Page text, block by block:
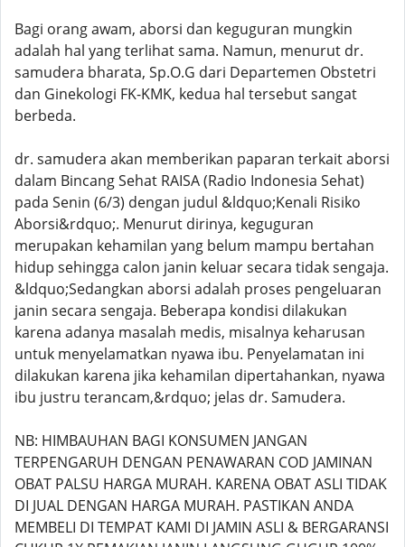
Bagi orang awam, aborsi dan keguguran mungkin
adalah hal yang terlihat sama. Namun, menurut dr.
samudera bharata, Sp.O.G dari Departemen Obstetri
dan Ginekologi FK-KMK, kedua hal tersebut sangat
berbeda.
dr. samudera akan memberikan paparan terkait aborsi
dalam Bincang Sehat RAISA (Radio Indonesia Sehat)
pada Senin (6/3) dengan judul &ldquo;Kenali Risiko
Aborsi&rdquo;. Menurut dirinya, keguguran
merupakan kehamilan yang belum mampu bertahan
hidup sehingga calon janin keluar secara tidak sengaja.
&ldquo;Sedangkan aborsi adalah proses pengeluaran
janin secara sengaja. Beberapa kondisi dilakukan
karena adanya masalah medis, misalnya keharusan
untuk menyelamatkan nyawa ibu. Penyelamatan ini
dilakukan karena jika kehamilan dipertahankan, nyawa
ibu justru terancam,&rdquo; jelas dr. Samudera.
NB: HIMBAUHAN BAGI KONSUMEN JANGAN
TERPENGARUH DENGAN PENAWARAN COD JAMINAN
OBAT PALSU HARGA MURAH. KARENA OBAT ASLI TIDAK
DI JUAL DENGAN HARGA MURAH. PASTIKAN ANDA
MEMBELI DI TEMPAT KAMI DI JAMIN ASLI & BERGARANSI